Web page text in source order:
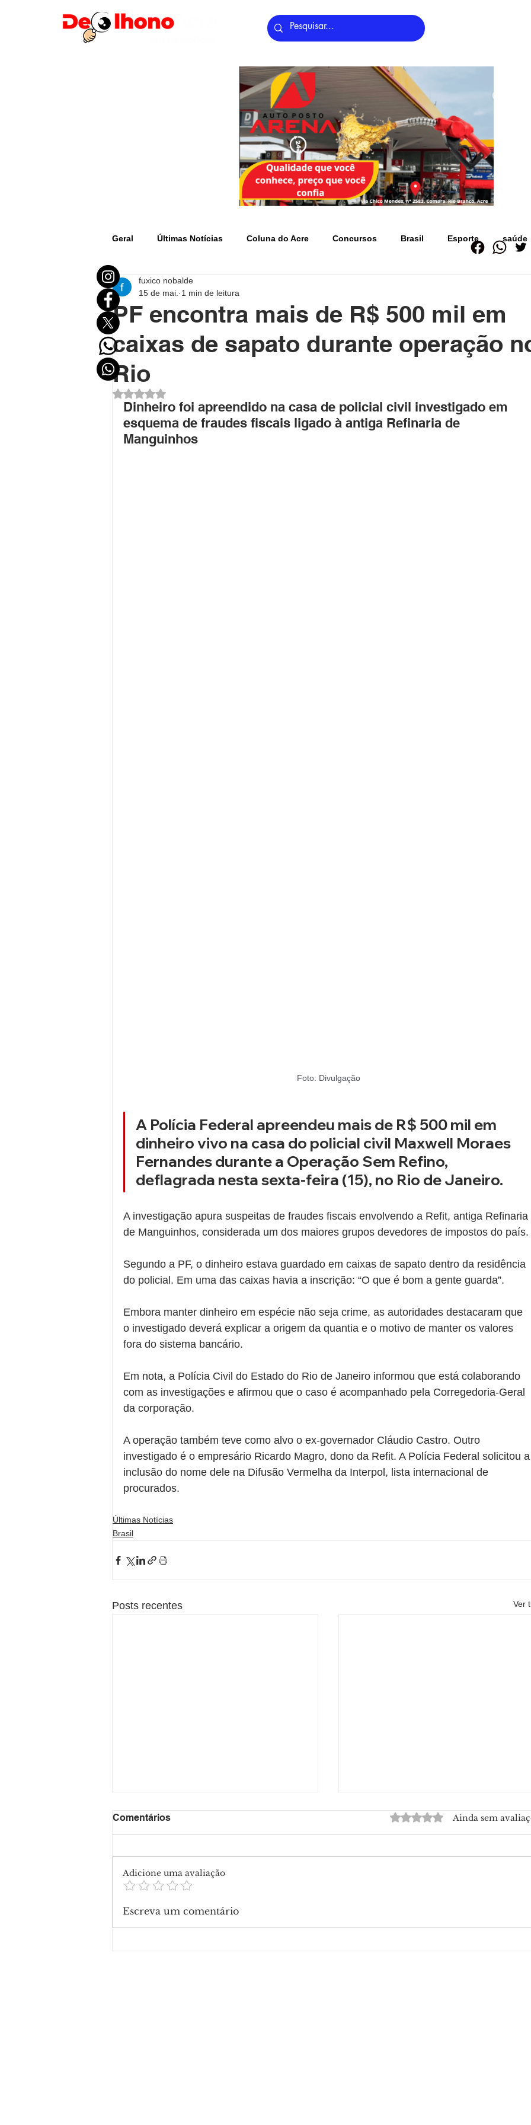
Geral Últimas Notícias Coluna do Acre Concursos Brasil Esporte saúde
Mundo Eleições
Destaque Político Prefeituras do Acre
Política no Acre
Polícial Economia FUXICO NO BALDE
PF encontra mais de R$ 500 mil em
caixas de sapato durante operação
Rio
fuxico nobalde
15 de mai.
1 min de leitura
Avaliado com NaN de 5 estrelas.
Dinheiro foi apreendido na casa de policial civil investigado em
esquema de fraudes fiscais ligado à antiga Refinaria de
Manguinhos
Foto: Divulgação
A Polícia Federal apreendeu mais de R$ 500 mil em
dinheiro vivo na casa do policial civil Maxwell Moraes
Fernandes durante a Operação Sem Refino,
deflagrada nesta sexta-feira (15), no Rio de Janeiro.
A investigação apura suspeitas de fraudes fiscais envolvendo a Refit, antiga Refinaria
de Manguinhos, considerada um dos maiores grupos devedores de impostos do país.
Segundo a PF, o dinheiro estava guardado em caixas de sapato dentro da residência
do policial. Em uma das caixas havia a inscrição: “O que é bom a gente guarda”.
Embora manter dinheiro em espécie não seja crime, as autoridades destacaram que
o investigado deverá explicar a origem da quantia e o motivo de manter os valores
fora do sistema bancário.
Em nota, a Polícia Civil do Estado do Rio de Janeiro informou que está colaborando
com as investigações e afirmou que o caso é acompanhado pela Corregedoria-Geral
da corporação.
A operação também teve como alvo o ex-governador Cláudio Castro. Outro
investigado é o empresário Ricardo Magro, dono da Refit. A Polícia Federal solicitou a
inclusão do nome dele na Difusão Vermelha da Interpol, lista internacional de
procurados.
Últimas Notícias
Brasil
Posts recentes Ver
Força Tática prende suspeito com
Homem é preso com espingarda
Comentários Avaliado com 0 de 5 estrelas.
Ainda sem
Adicione uma avaliação
Escreva um comentário